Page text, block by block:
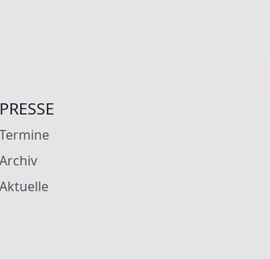
PRESSE
Termine
Archiv
Aktuelle